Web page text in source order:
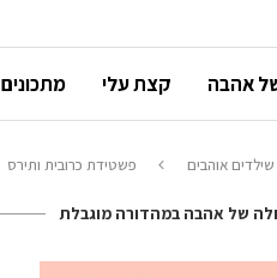
אהבה קצת עלי מתכונים
אוהבים פשטידת כרובית ותירס
של אהבה במהדורה מוגבלת